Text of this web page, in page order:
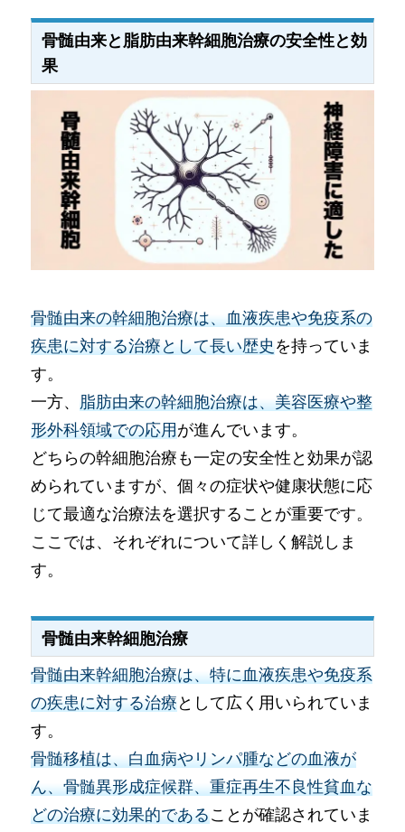
骨髄由来と脂肪由来幹細胞治療の安全性と効
果
骨髄由来の幹細胞治療は、血液疾患や免疫系の
疾患に対する治療として長い歴史を持っていま
す。
一方、脂肪由来の幹細胞治療は、美容医療や整
形外科領域での応用が進んでいます。
どちらの幹細胞治療も一定の安全性と効果が認
められていますが、個々の症状や健康状態に応
じて最適な治療法を選択することが重要です。
ここでは、それぞれについて詳しく解説しま
す。
骨髄由来幹細胞治療
骨髄由来幹細胞治療は、特に血液疾患や免疫系
の疾患に対する治療として広く用いられていま
す。
骨髄移植は、白血病やリンパ腫などの血液が
ん、骨髄異形成症候群、重症再生不良性貧血な
どの治療に効果的であることが確認されていま